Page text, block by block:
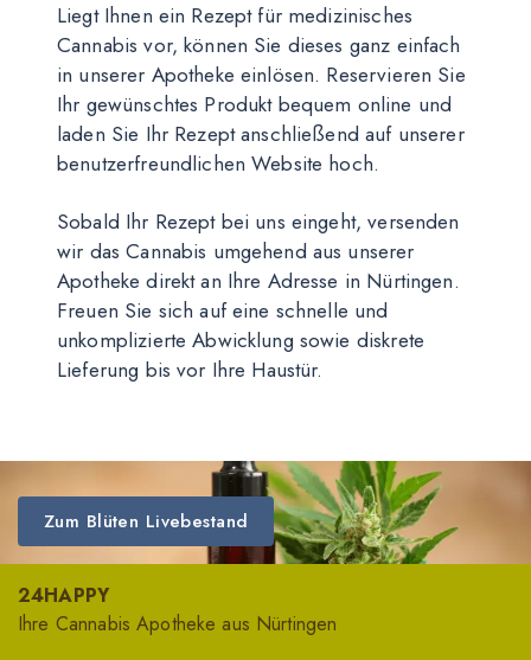
Liegt Ihnen ein Rezept für medizinisches
Cannabis vor, können Sie dieses ganz einfach
in unserer Apotheke einlösen. Reservieren Sie
Ihr gewünschtes Produkt bequem online und
laden Sie Ihr Rezept anschließend auf unserer
benutzerfreundlichen Website hoch.
Sobald Ihr Rezept bei uns eingeht, versenden
wir das Cannabis umgehend aus unserer
Apotheke direkt an Ihre Adresse in Nürtingen.
Freuen Sie sich auf eine schnelle und
unkomplizierte Abwicklung sowie diskrete
Lieferung bis vor Ihre Haustür.
Zum Blüten Livebestand
24HAPPY
Ihre Cannabis Apotheke aus Nürtingen